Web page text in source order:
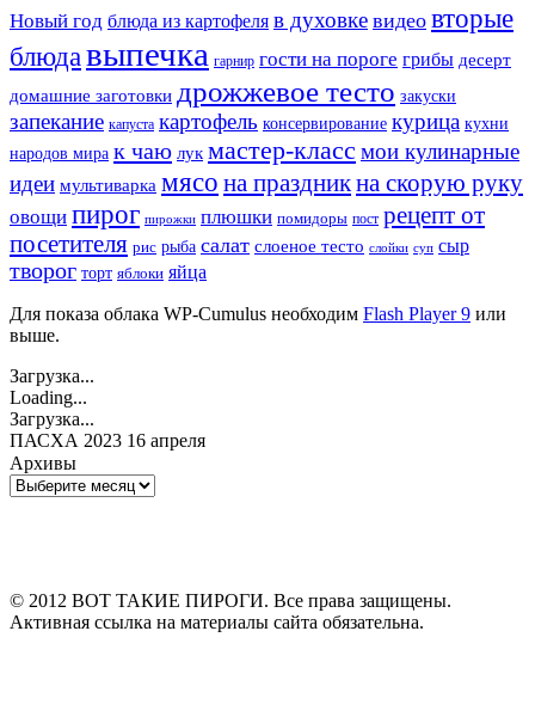
Новый год блюда из картофеля в духовке видео вторые
блюдавыпечка гарнир гости на пороге грибы десерт
домашние заготовки дрожжевое тесто закуски
запекание капуста картофель консервирование курица кухни
народов мира к чаю лук мастер-класс мои кулинарные
идеи мультиварка мясо на праздникна скорую руку
овощи пирог пирожки плюшки помидоры пост рецепт от
посетителя рис рыба салат слоеное тесто слойки суп сыр
творог торт яблоки яйца
Для показа облака WP-Cumulus необходим Flash Player 9 или
выше.
Загрузка...
Loading...
Загрузка...
ПАСХА 2023 16 апреля
Архивы
Архивы
© 2012 ВОТ ТАКИЕ ПИРОГИ. Все права защищены.
Активная ссылка на материалы сайта обязательна.